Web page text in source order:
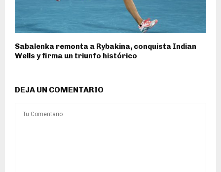
Sabalenka remonta a Rybakina, conquista Indian
Wells y firma un triunfo histórico
DEJA UN COMENTARIO